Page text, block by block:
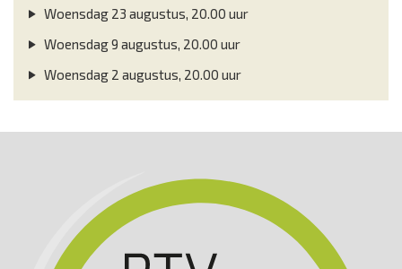
Woensdag 23 augustus, 20.00 uur
Woensdag 9 augustus, 20.00 uur
Woensdag 2 augustus, 20.00 uur